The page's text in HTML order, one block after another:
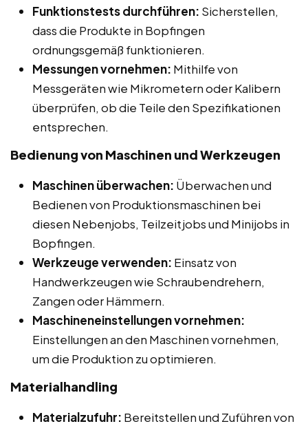
Funktionstests durchführen: Sicherstellen,
dass die Produkte in Bopfingen
ordnungsgemäß funktionieren.
Messungen vornehmen: Mithilfe von
Messgeräten wie Mikrometern oder Kalibern
überprüfen, ob die Teile den Spezifikationen
entsprechen.
Bedienung von Maschinen und Werkzeugen
Maschinen überwachen: Überwachen und
Bedienen von Produktionsmaschinen bei
diesen Nebenjobs, Teilzeitjobs und Minijobs in
Bopfingen.
Werkzeuge verwenden: Einsatz von
Handwerkzeugen wie Schraubendrehern,
Zangen oder Hämmern.
Maschineneinstellungen vornehmen:
Einstellungen an den Maschinen vornehmen,
um die Produktion zu optimieren.
Materialhandling
Materialzufuhr: Bereitstellen und Zuführen von